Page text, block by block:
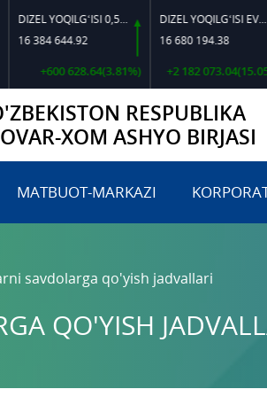
DIZEL YOQILG‘ISI 0,5-40
384 644.92
+600 628.64(3.81%)
DIZEL YOQILG‘ISI EVRO L-K-4
16 680 194.38
+2 182 073.04(15.05%)
RESPUBLIKA
XOM ASHYO BIRJASI
MATBUOT-MARKAZI
savdolarga qo'yish jadvallari
QO'YISH